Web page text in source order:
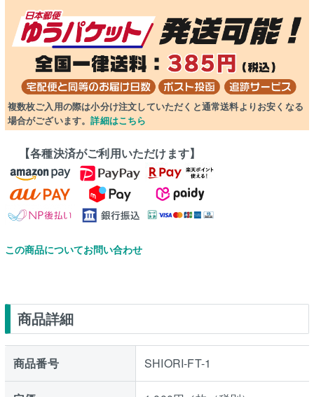
複数枚ご入用の際は小分け注文していただくと通常送料よりお安くなる
場合がございます。詳細はこちら
【各種決済がご利用いただけます】
この商品についてお問い合わせ
商品詳細
商品番号 SHIORI-FT-1